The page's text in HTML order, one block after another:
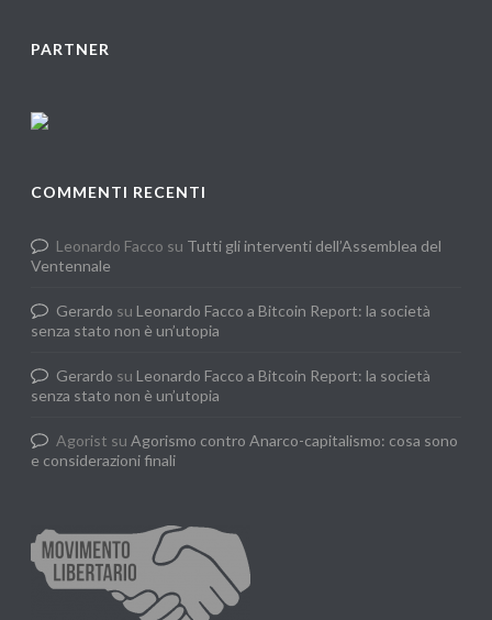
PARTNER
COMMENTI RECENTI
Leonardo Facco su Tutti gli interventi dell’Assemblea del
Ventennale
Gerardo su Leonardo Facco a Bitcoin Report: la società
senza stato non è un’utopia
Gerardo su Leonardo Facco a Bitcoin Report: la società
senza stato non è un’utopia
Agorist suAgorismo contro Anarco-capitalismo: cosa sono
e considerazioni finali